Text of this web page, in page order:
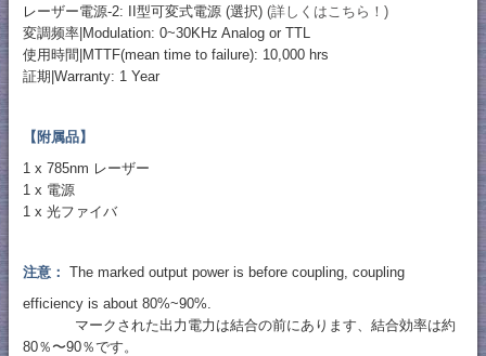
レーザー電源-2: II型可変式電源 (選択) (詳しくはこちら！)
変調频率|Modulation: 0~30KHz Analog or TTL
使用時間|MTTF(mean time to failure): 10,000 hrs
証期|Warranty: 1 Year
【附属品】
1 x 785nm レーザー
1 x 電源
1 x 光ファイバ
注意： The marked output power is before coupling, coupling
efficiency is about 80%~90%.
マークされた出力電力は結合の前にあります、結合効率は約
80％〜90％です。